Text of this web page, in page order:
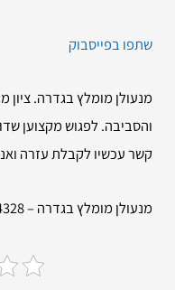
שתפו בפייסבוק
מנעולן מומלץ בגדרה. ציון
והסביבה. לפגוש מקצוען
קשר עכשיו לקבלת עזרה ואנו אצלכם תוך
מנעולן מומלץ בגדרה – 050-883-4328 זמין בכל אזור גדרה